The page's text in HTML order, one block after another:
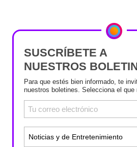
SUSCRÍBETE A
NUESTROS
Para que estés bien informado, te
nuestros boletines. Selecciona el que